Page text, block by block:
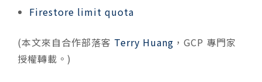
Firestore limit quota
(本文來自合作部落客 Terry Huang ，GCP 專門家
授權轉載。)